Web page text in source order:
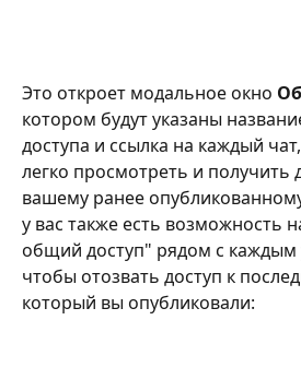
Это откроет модальное окно
котором будут указаны
доступа и ссылка на каждый
легко просмотреть и получить
вашему ранее
у вас также есть возможность
общий доступ" рядом с каждым
чтобы отозвать доступ к
который вы опубликовали: